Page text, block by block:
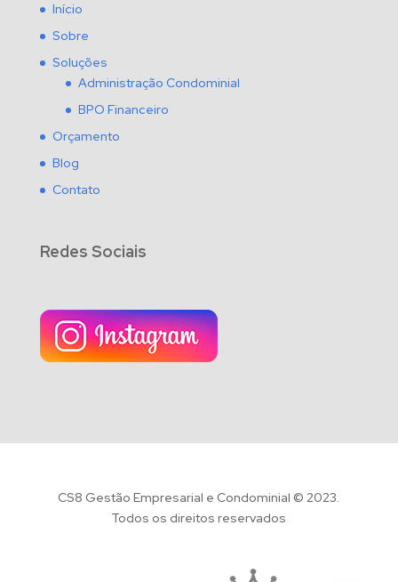
Início
Sobre
Soluções
Administração Condominial
BPO Financeiro
Orçamento
Blog
Contato
Redes Sociais
CS8 Gestão Empresarial e Condominial © 2023.
Todos os direitos reservados